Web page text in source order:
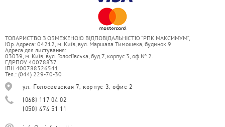
ТОВАРИСТВО З ОБМЕЖЕНОЮ ВІДПОВІДАЛЬНІСТЮ “РПК МАКСИМУМ”,
Юр. Адреса: 04212, м. Київ, вул. Маршала Тимошека, будинок 9
Адреса для листування:
03039, м. Київ, вул. Голосіївська, буд 7, корпус 3, оф.№ 2.
ЕДРПОУ 40078837
ІПН 400788326541
Тел.: (044) 229-70-30
ул. Голосеевская 7, корпус 3, офис 2
(068) 117 04 02
(050) 474 51 11